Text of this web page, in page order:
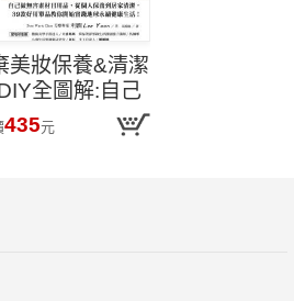
美妝保養&清潔
全圖解:自己
素材日用品,從
保養到居家清
435元